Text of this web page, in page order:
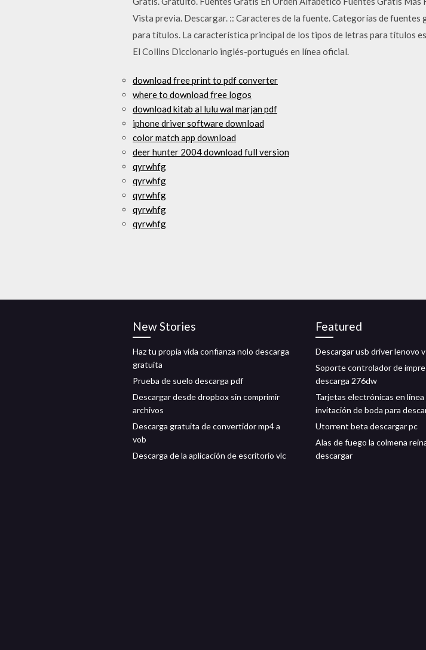
Vista previa. Descargar. :: Caracteres de la fuente. Categorías de
para títulos. La característica principal de los tipos de letras para títulos
El Collins Diccionario inglés-portugués en línea oficial.
download free print to pdf converter
where to download free logos
download kitab al lulu wal marjan pdf
iphone driver software download
color match app download
deer hunter 2004 download full version
qyrwhfg
qyrwhfg
qyrwhfg
qyrwhfg
qyrwhfg
New Stories
Haz tu propia vida confianza nolo descarga
gratuita
Prueba de suelo descarga pdf
Descargar desde dropbox sin comprimir
archivos
Descarga gratuita de convertidor mp4 a
vob
Descarga de la aplicación de escritorio vlc
Featured
Descargar usb driver lenovo
Soporte controlador de
descarga 276dw
Tarjetas electrónicas en línea
invitación de boda para
Utorrent beta descargar pc
Alas de fuego la colmena
descargar